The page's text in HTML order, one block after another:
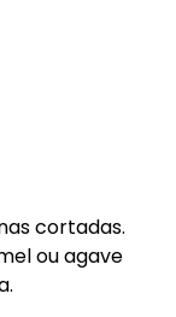
cortadas.
ou agave